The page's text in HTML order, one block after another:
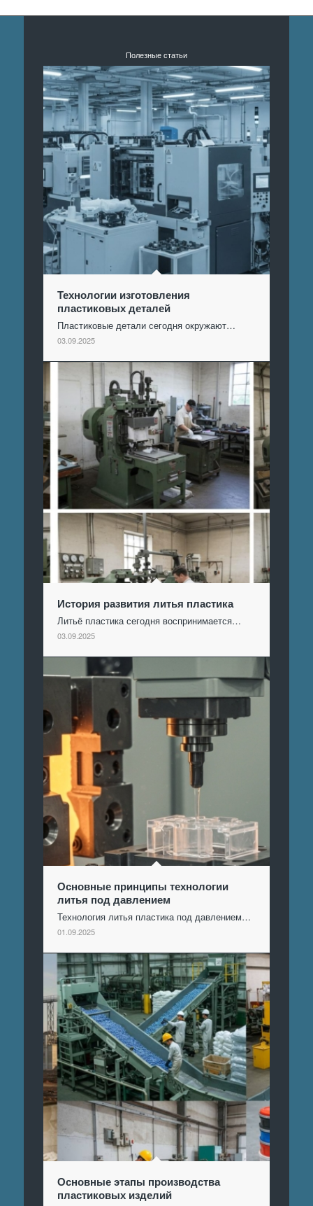
Полезные статьи
Технологии изготовления
пластиковых деталей
Пластиковые детали сегодня окружают…
03.09.2025
История развития литья пластика
Литьё пластика сегодня воспринимается…
03.09.2025
Основные принципы технологии
литья под давлением
Технология литья пластика под давлением…
01.09.2025
Основные этапы производства
пластиковых изделий